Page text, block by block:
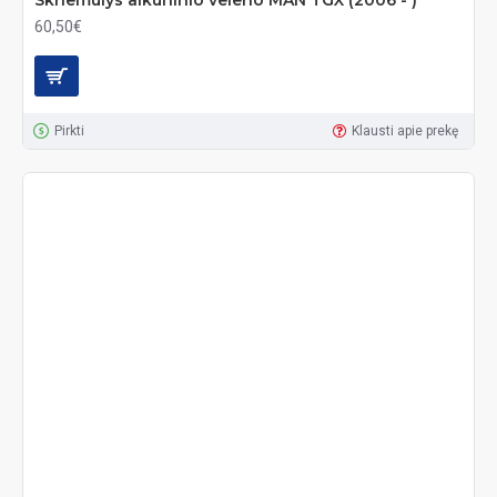
60,50€
Pirkti Klausti apie prekę